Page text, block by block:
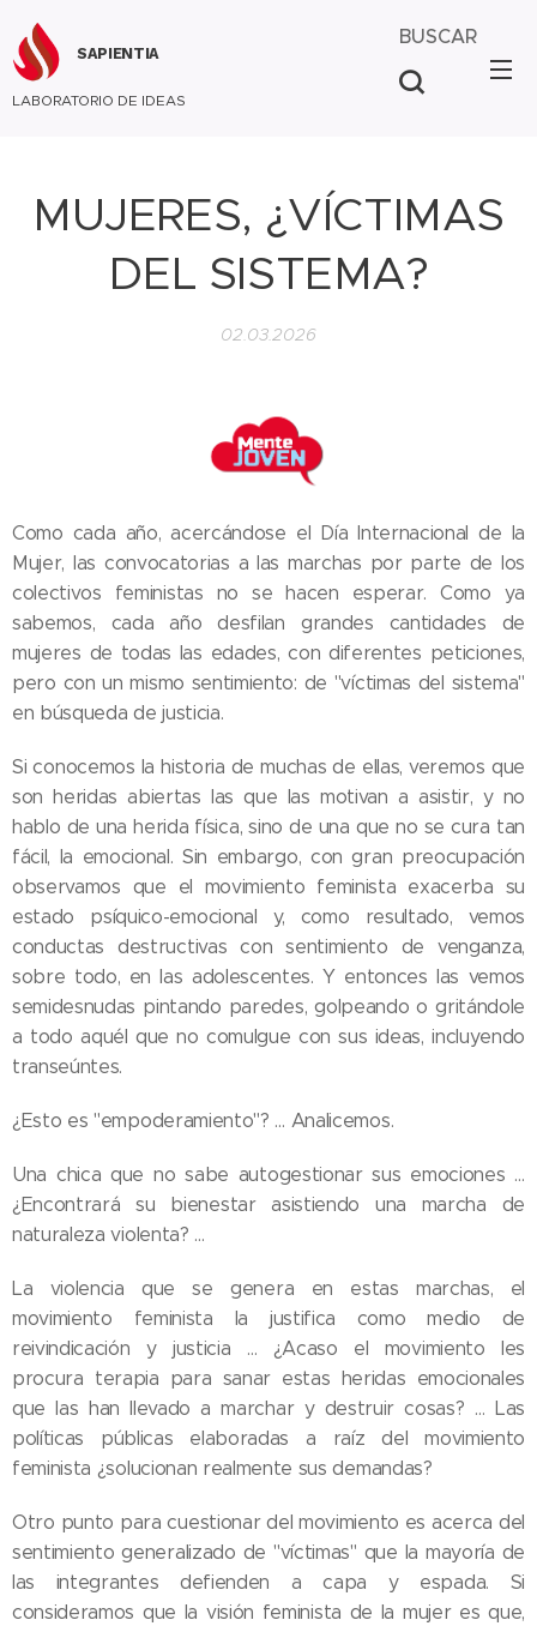
SAPIENTIA
LABORATORIO DE IDEAS
BUSCAR
MUJERES, ¿VÍCTIMAS
DEL SISTEMA?
02.03.2026
Como cada año, acercándose el Día Internacional de la
Mujer, las convocatorias a las marchas por parte de los
colectivos feministas no se hacen esperar. Como ya
sabemos, cada año desfilan grandes cantidades de
mujeres de todas las edades, con diferentes peticiones,
pero con un mismo sentimiento: de "víctimas del sistema"
en búsqueda de justicia.
Si conocemos la historia de muchas de ellas, veremos que
son heridas abiertas las que las motivan a asistir, y no
hablo de una herida física, sino de una que no se cura tan
fácil, la emocional. Sin embargo, con gran preocupación
observamos que el movimiento feminista exacerba su
estado psíquico-emocional y, como resultado, vemos
conductas destructivas con sentimiento de venganza,
sobre todo, en las adolescentes. Y entonces las vemos
semidesnudas pintando paredes, golpeando o gritándole
a todo aquél que no comulgue con sus ideas, incluyendo
transeúntes.
¿Esto es "empoderamiento"? … Analicemos.
Una chica que no sabe autogestionar sus emociones …
¿Encontrará su bienestar asistiendo una marcha de
naturaleza violenta? …
La violencia que se genera en estas marchas, el
movimiento feminista la justifica como medio de
reivindicación y justicia … ¿Acaso el movimiento les
procura terapia para sanar estas heridas emocionales
que las han llevado a marchar y destruir cosas? … Las
políticas públicas elaboradas a raíz del movimiento
feminista ¿solucionan realmente sus demandas?
Otro punto para cuestionar del movimiento es acerca del
sentimiento generalizado de "víctimas" que la mayoría de
las integrantes defienden a capa y espada. Si
consideramos que la visión feminista de la mujer es que,